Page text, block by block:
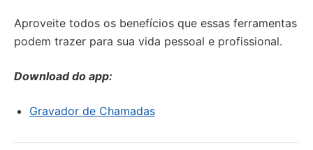
Aproveite todos os benefícios que essas ferramentas
podem trazer para sua vida pessoal e profissional.
Download do app:
Gravador de Chamadas